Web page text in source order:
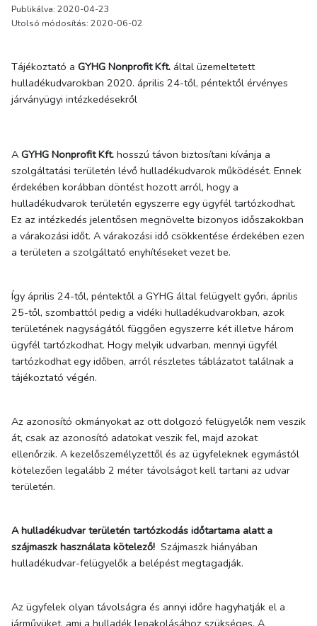
Publikálva: 2020-04-23
Utolsó módosítás: 2020-06-02
Tájékoztató a GYHG Nonprofit Kft. által üzemeltetett
hulladékudvarokban 2020. április 24-től, péntektől érvényes
járványügyi intézkedésekről
A GYHG Nonprofit Kft. hosszú távon biztosítani kívánja a
szolgáltatási területén lévő hulladékudvarok működését. Ennek
érdekében korábban döntést hozott arról, hogy a
hulladékudvarok területén egyszerre egy ügyfél tartózkodhat.
Ez az intézkedés jelentősen megnövelte bizonyos időszakokban
a várakozási időt. A várakozási idő csökkentése érdekében ezen
a területen a szolgáltató enyhítéseket vezet be.
Így április 24-től, péntektől a GYHG által felügyelt győri, április
25-től, szombattól pedig a vidéki hulladékudvarokban, azok
területének nagyságától függően egyszerre két illetve három
ügyfél tartózkodhat. Hogy melyik udvarban, mennyi ügyfél
tartózkodhat egy időben, arról részletes táblázatot találnak a
tájékoztató végén.
Az azonosító okmányokat az ott dolgozó felügyelők nem veszik
át, csak az azonosító adatokat veszik fel, majd azokat
ellenőrzik. A kezelőszemélyzettől és az ügyfeleknek egymástól
kötelezően legalább 2 méter távolságot kell tartani az udvar
területén.
A hulladékudvar területén tartózkodás időtartama alatt a
szájmaszk használata kötelező! Szájmaszk hiányában
hulladékudvar-felügyelők a belépést megtagadják.
Az ügyfelek olyan távolságra és annyi időre hagyhatják el a